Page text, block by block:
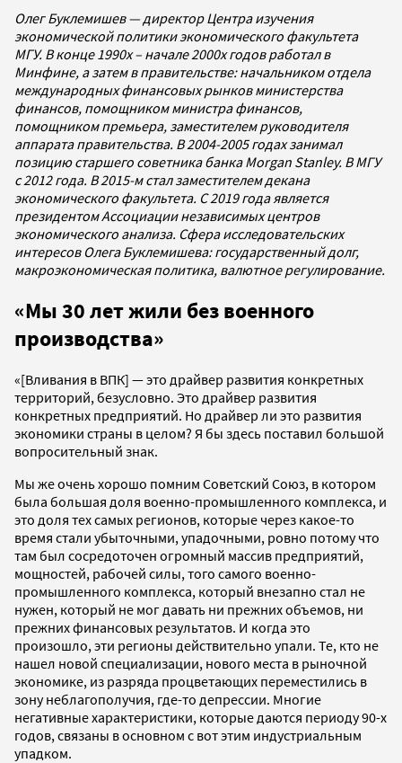
Олег Буклемишев — директор Центра изучения
экономической политики экономического факультета
МГУ. В конце 1990х – начале 2000х годов работал в
Минфине, а затем в правительстве: начальником отдела
международных финансовых рынков министерства
финансов, помощником министра финансов,
помощником премьера, заместителем руководителя
аппарата правительства. В 2004-2005 годах занимал
позицию старшего советника банка Morgan Stanley. В МГУ
с 2012 года. В 2015-м стал заместителем декана
экономического факультета. С 2019 года является
президентом Ассоциации независимых центров
экономического анализа. Сфера исследовательских
интересов Олега Буклемишева: государственный долг,
макроэкономическая политика, валютное регулирование.
«Мы 30 лет жили без военного
производства»
«[Вливания в ВПК] — это драйвер развития конкретных
территорий, безусловно. Это драйвер развития
конкретных предприятий. Но драйвер ли это развития
экономики страны в целом? Я бы здесь поставил большой
вопросительный знак.
Мы же очень хорошо помним Советский Союз, в котором
была большая доля военно-промышленного комплекса, и
это доля тех самых регионов, которые через какое-то
время стали убыточными, упадочными, ровно потому что
там был сосредоточен огромный массив предприятий,
мощностей, рабочей силы, того самого военно-
промышленного комплекса, который внезапно стал не
нужен, который не мог давать ни прежних объемов, ни
прежних финансовых результатов. И когда это
произошло, эти регионы действительно упали. Те, кто не
нашел новой специализации, нового места в рыночной
экономике, из разряда процветающих переместились в
зону неблагополучия, где-то депрессии. Многие
негативные характеристики, которые даются периоду 90-х
годов, связаны в основном с вот этим индустриальным
упадком.